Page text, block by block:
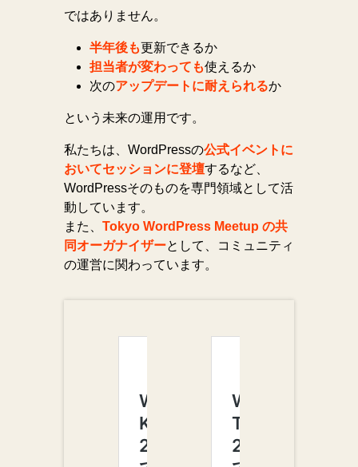
ではありません。
半年後も更新できるか
担当者が変わっても使えるか
次のアップデートに耐えられるか
という未来の運用です。
私たちは、WordPressの公式イベントに
おいてセッションに登壇するなど、
WordPressそのものを専門領域として活
動しています。
また、 Tokyo WordPress Meetup の共
同オーガナイザーとして、コミュニティ
の運営に関わっています。